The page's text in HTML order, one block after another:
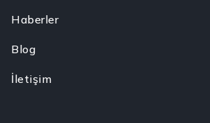
Haberler
Blog
İletişim